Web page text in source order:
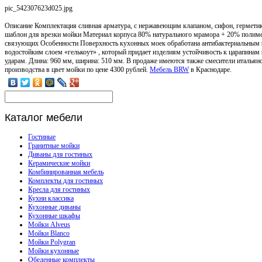
pic_542307623d025.jpg
Описание Комплектация сливная арматура, с нержавеющим клапаном, сифон,
шаблон для врезки мойки Материал корпуса 80% натурального мрамора + 20%
связующих Особенности Поверхность кухонных моек обработана антибактериальным
водостойким слоем «гелькоут» , который придает изделиям устойчивость к царапинам
ударам. Длина: 960 мм, ширина: 510 мм. В продаже имеются также смесители
производства в цвет мойки по цене 4300 рублей. Мебель BRWв Краснодаре.
Каталог мебели
Гостиные
Гранитные мойки
Диваны для гостиных
Керамические мойки
Комбинированная мебель
Комплекты для гостиных
Кресла для гостиных
Кухни классика
Кухонные диваны
Кухонные шкафы
Мойки Alveus
Мойки Blanco
Мойки Polygran
Мойки кухонные
Обеденные комплекты